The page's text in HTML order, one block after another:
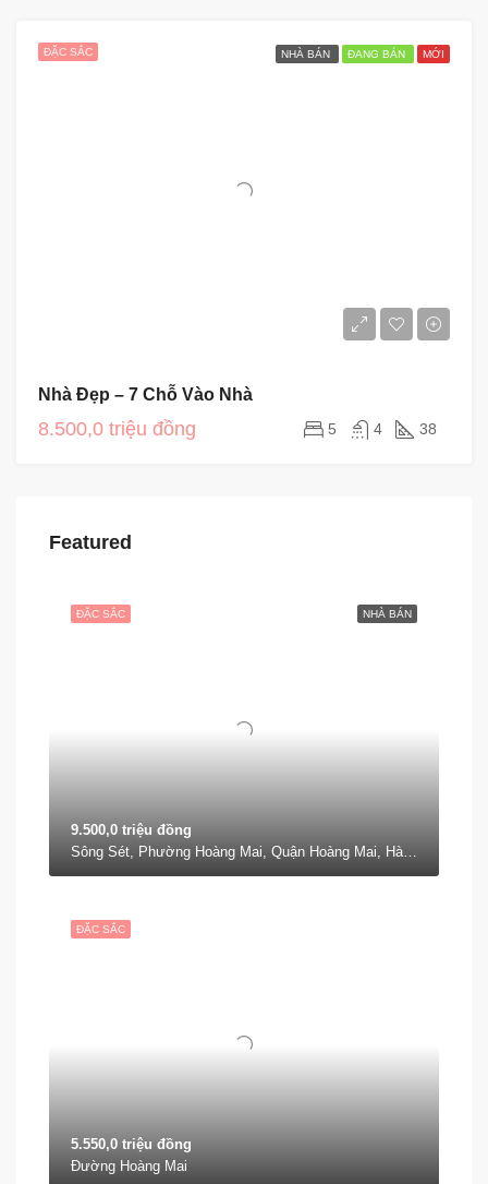
ĐẶC SẮC NHÀ BÁN ĐANG BÁN MỚI
Nhà Đẹp – 7 Chỗ Vào Nhà
8.500,0 triệu đồng 5 4 38
Featured
NHÀ BÁN
ĐẶC SẮC
9.500,0 triệu đồng
ĐẶC SẮC
5.550,0 triệu đồng
Đường Hoàng Mai